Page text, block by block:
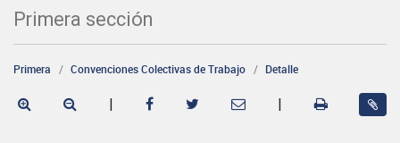
Primera sección
Primera Convenciones Colectivas de Trabajo Detalle
| |